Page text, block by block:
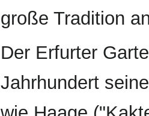
große Tradition
Der Erfurter
Jahrhundert